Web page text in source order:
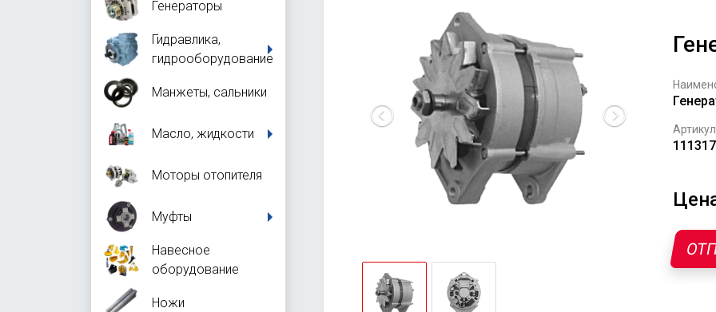
Генераторы
Гидравлика,
гидрооборудование
Манжеты, сальники
Масло, жидкости
Моторы отопителя
Муфты
Навесное
оборудование
Ножи
111317